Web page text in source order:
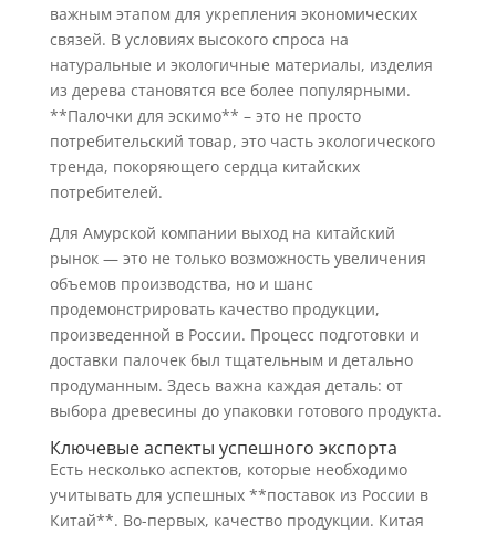
важным этапом для укрепления экономических
связей. В условиях высокого спроса на
натуральные и экологичные материалы, изделия
из дерева становятся все более популярными.
**Палочки для эскимо** – это не просто
потребительский товар, это часть экологического
тренда, покоряющего сердца китайских
потребителей.
Для Амурской компании выход на китайский
рынок — это не только возможность увеличения
объемов производства, но и шанс
продемонстрировать качество продукции,
произведенной в России. Процесс подготовки и
доставки палочек был тщательным и детально
продуманным. Здесь важна каждая деталь: от
выбора древесины до упаковки готового продукта.
Ключевые аспекты успешного экспорта
Есть несколько аспектов, которые необходимо
учитывать для успешных **поставок из России в
Китай**. Во-первых, качество продукции. Китая